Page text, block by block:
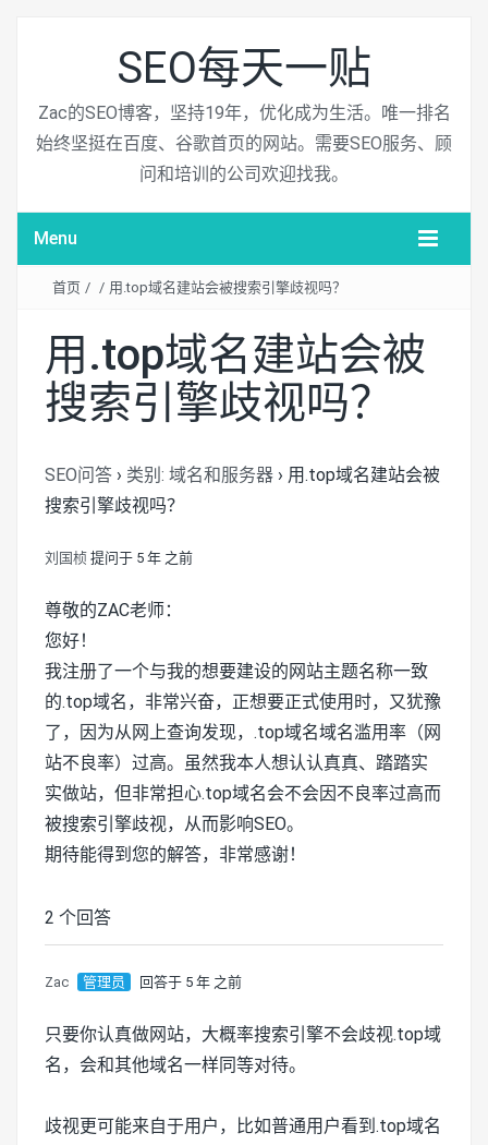
SEO每天一贴
Zac的SEO博客，坚持19年，优化成为生活。唯一排名
始终坚挺在百度、谷歌首页的网站。需要SEO服务、顾
问和培训的公司欢迎找我。
Menu
首页 / / 用.top域名建站会被搜索引擎歧视吗？
用.top域名建站会被
搜索引擎歧视吗？
SEO问答 › 类别: 域名和服务器 › 用.top域名建站会被
搜索引擎歧视吗？
刘国桢 提问于 5 年 之前
尊敬的ZAC老师：
您好！
我注册了一个与我的想要建设的网站主题名称一致
的.top域名，非常兴奋，正想要正式使用时，又犹豫
了，因为从网上查询发现，.top域名域名滥用率（网
站不良率）过高。虽然我本人想认认真真、踏踏实
实做站，但非常担心.top域名会不会因不良率过高而
被搜索引擎歧视，从而影响SEO。
期待能得到您的解答，非常感谢！
2 个回答
Zac 管理员 回答于 5 年 之前
只要你认真做网站，大概率搜索引擎不会歧视.top域
名，会和其他域名一样同等对待。
歧视更可能来自于用户，比如普通用户看到.top域名